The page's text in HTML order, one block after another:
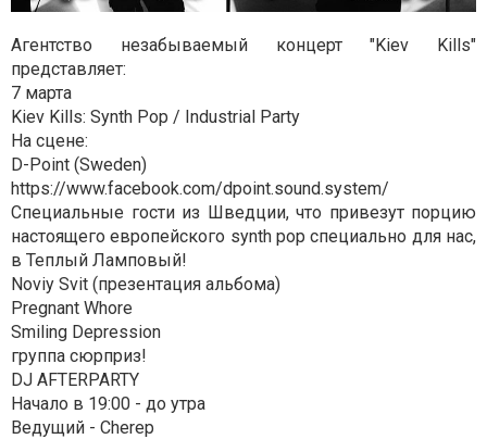
Агентство незабываемый концерт "Kiev Kills"
представляет:
7 марта
Kiev Kills: Synth Pop / Industrial Party
На сцене:
D-Point (Sweden)
https://www.facebook.com/dpoint.sound.system/
Специальные гости из Шведции, что привезут порцию
настоящего европейского synth pop специально для нас,
в Теплый Ламповый!
Noviy Svit (презентация альбома)
Pregnant Whore
Smiling Depression
группа сюрприз!
DJ AFTERPARTY
Начало в 19:00 - до утра
Ведущий - Cherep